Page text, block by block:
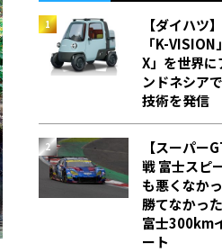
【ダイハツ
「K-
X」を世界
ンドネシア
技術を発信
【スーパー
戦 富士スピ
も悪くなか
勝てなかった
富士300km
ート